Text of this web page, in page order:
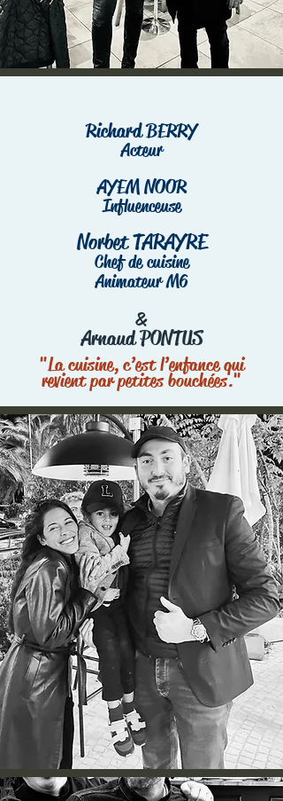
Richard BERRY
Acteur
AYEM NOOR
Influenceuse
Norbet TARAYRE
Chef de cuisine
Animateur M6
&
Arnaud PONTUS
"La cuisine, c’est l’enfance qui
revient par petites bouchées."